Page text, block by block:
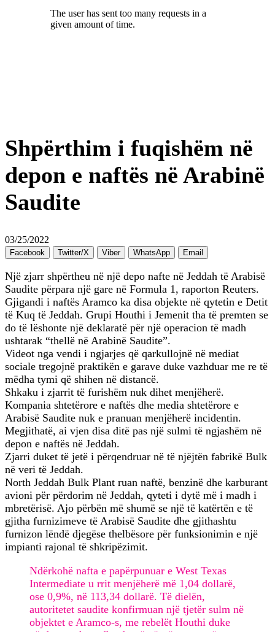
Shpërthim i fuqishëm në
depon e naftës në Arabinë
Saudite
03/25/2022
Facebook Twitter/X Viber WhatsApp Email
Një zjarr shpërtheu në një depo nafte në Jeddah të Arabisë
Saudite përpara një gare në Formula 1, raporton Reuters.
Gjigandi i naftës Aramco ka disa objekte në qytetin e Detit
të Kuq të Jeddah. Grupi Houthi i Jemenit tha të premten se
do të lëshonte një deklaratë për një operacion të madh
ushtarak “thellë në Arabinë Saudite”.
Videot nga vendi i ngjarjes që qarkullojnë në mediat
sociale tregojnë praktikën e garave duke vazhduar me re të
mëdha tymi që shihen në distancë.
Shkaku i zjarrit të furishëm nuk dihet menjëherë.
Kompania shtetërore e naftës dhe media shtetërore e
Arabisë Saudite nuk e pranuan menjëherë incidentin.
Megjithatë, ai vjen disa ditë pas një sulmi të ngjashëm në
depon e naftës në Jeddah.
Zjarri duket të jetë i përqendruar në të njëjtën fabrikë Bulk
në veri të Jeddah.
North Jeddah Bulk Plant ruan naftë, benzinë ​​dhe karburant
avioni për përdorim në Jeddah, qyteti i dytë më i madh i
mbretërisë. Ajo përbën më shumë se një të katërtën e të
gjitha furnizimeve të Arabisë Saudite dhe gjithashtu
furnizon lëndë djegëse thelbësore për funksionimin e një
impianti rajonal të shkripëzimit.
Ndërkohë nafta e papërpunuar e West Texas
Intermediate u rrit menjëherë më 1,04 dollarë,
ose 0,9%, në 113,34 dollarë. Të dielën,
autoritetet saudite konfirmuan një tjetër sulm në
objektet e Aramco-s, me rebelët Houthi duke